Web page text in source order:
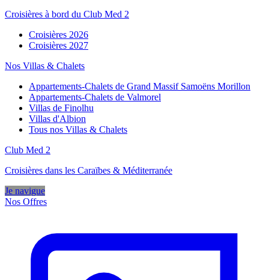
Croisières à bord du Club Med 2
Croisières 2026
Croisières 2027
Nos Villas & Chalets
Appartements-Chalets de Grand Massif Samoëns Morillon
Appartements-Chalets de Valmorel
Villas de Finolhu
Villas d'Albion
Tous nos Villas & Chalets
Club Med 2
Croisières dans les Caraïbes & Méditerranée
Je navigue
Nos Offres